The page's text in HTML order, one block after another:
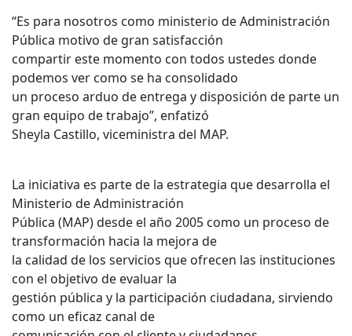
“Es para nosotros como ministerio de Administración
Pública motivo de gran satisfacción
compartir este momento con todos ustedes donde
podemos ver como se ha consolidado
un proceso arduo de entrega y disposición de parte un
gran equipo de trabajo”, enfatizó
Sheyla Castillo, viceministra del MAP.
La iniciativa es parte de la estrategia que desarrolla el
Ministerio de Administración
Pública (MAP) desde el año 2005 como un proceso de
transformación hacia la mejora de
la calidad de los servicios que ofrecen las instituciones
con el objetivo de evaluar la
gestión pública y la participación ciudadana, sirviendo
como un eficaz canal de